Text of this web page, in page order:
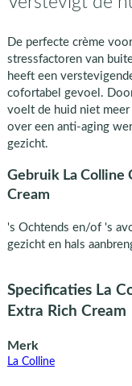
De perfecte crème
stressfactoren van
heeft een
cofortabel gevoel.
voelt de huid niet
over een anti-aging
gezicht.
Gebruik La Colline
Cream
's Ochtends en/of 's
gezicht en hals
Specificaties La
Extra Rich Cream
Merk
La Colline